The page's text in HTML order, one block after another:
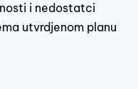
i nedostatci
utvrdjenom planu